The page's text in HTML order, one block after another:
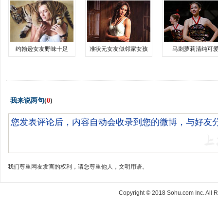
约翰逊女友野味十足 准状元女友似邻家女孩 马刺萝莉清纯可
我来说两句(0)
我们尊重网友发言的权利，请您尊重他人，文明用语。
Copyright © 2018 Sohu.com Inc. All